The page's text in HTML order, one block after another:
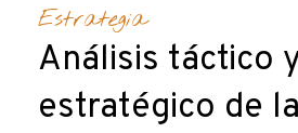
Estrategia
Análisis táctico
estratégico de